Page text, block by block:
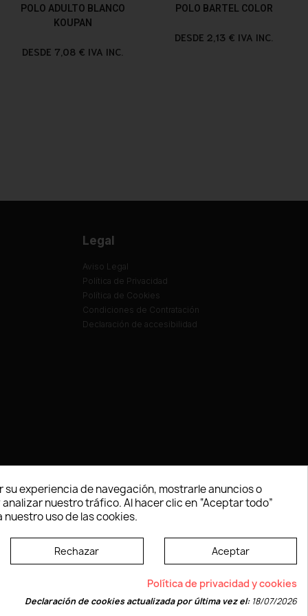
POLO ADULTO BLANCO
KOUPAN
DESDE 7,08 € IVA INC.
POLO BARTEL COLOR
DESDE 2,13 € IVA INC.
Legal
Aviso Legal
Política de Privacidad
Política de Cookies
Condiciones de Contratación
Declaración de accesibilidad
las normas dictadas por la W3C
su experiencia de navegación, mostrarle anuncios o
nuestro tráfico. Al hacer clic en “Aceptar todo”
uso de las cookies.
Rechazar Aceptar
Política de privacidad y cookies
Declaración de cookies actualizada por última vez el:18/07/2026